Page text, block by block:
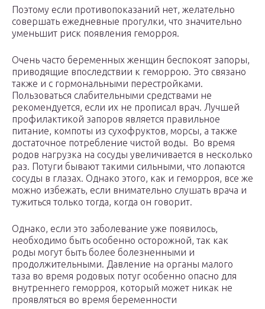
Поэтому если противопоказаний нет, желательно
совершать ежедневные прогулки, что значительно
уменьшит риск появления геморроя.
Очень часто беременных женщин беспокоят запоры,
приводящие впоследствии к геморрою. Это связано
также и с гормональными перестройками.
Пользоваться слабительными средствами не
рекомендуется, если их не прописал врач. Лучшей
профилактикой запоров является правильное
питание, компоты из сухофруктов, морсы, а также
достаточное потребление чистой воды. Во время
родов нагрузка на сосуды увеличивается в несколько
раз. Потуги бывают такими сильными, что лопаются
сосуды в глазах. Однако этого, как и геморроя, все же
можно избежать, если внимательно слушать врача и
тужиться только тогда, когда он говорит.
Однако, если это заболевание уже появилось,
необходимо быть особенно осторожной, так как
роды могут быть более болезненными и
продолжительными. Давление на органы малого
таза во время родовых потуг особенно опасно для
внутреннего геморроя, который может никак не
проявляться во время беременности